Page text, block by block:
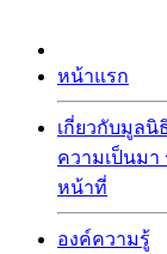
หน้าแรก
เกี่ยวกับมูลนิ
ความเป็นมา
หน้าที่
องค์ความรู้